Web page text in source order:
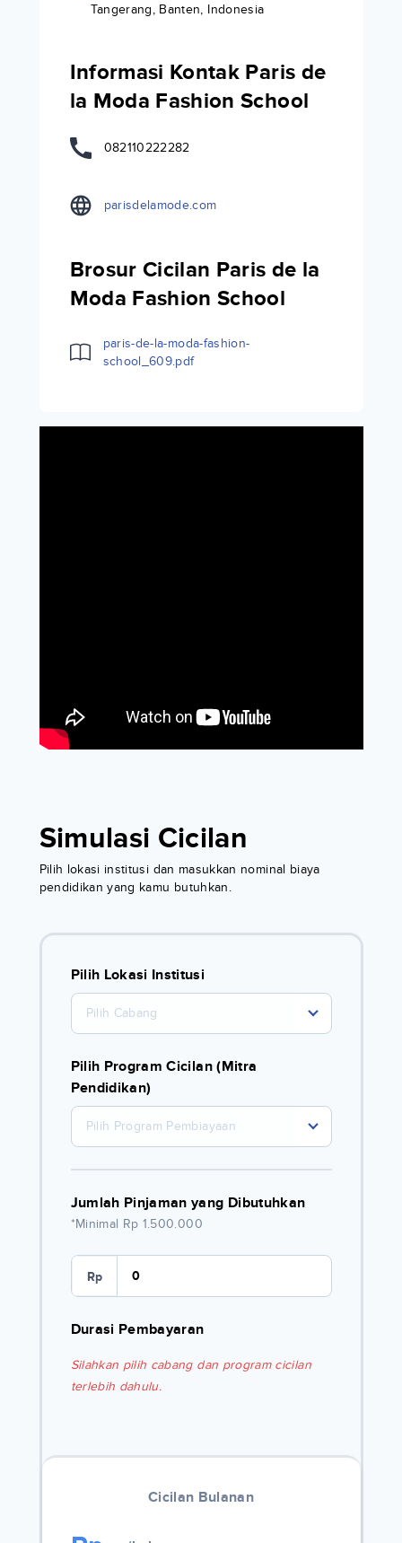
Tangerang, Banten, Indonesia
Informasi Kontak Paris de
la Moda Fashion School
082110222282
parisdelamode.com
Brosur Cicilan Paris de la
Moda Fashion School
paris-de-la-moda-fashion-
school_609.pdf
Simulasi Cicilan
Pilih lokasi institusi dan masukkan nominal biaya
pendidikan yang kamu butuhkan.
Pilih Lokasi Institusi
Pilih Cabang
Pilih Program Cicilan (Mitra
Pendidikan)
Pilih Program Pembiayaan
Jumlah Pinjaman yang Dibutuhkan
*Minimal Rp 1.500.000
Rp
Durasi Pembayaran
Silahkan pilih cabang dan program cicilan
terlebih dahulu.
Cicilan Bulanan